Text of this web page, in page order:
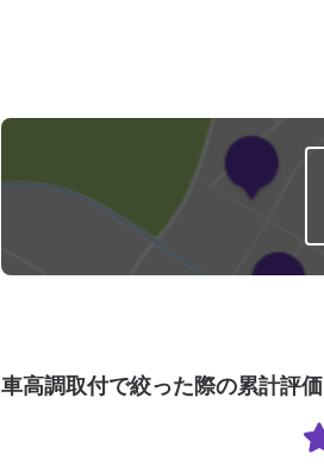
車高調取付で絞った際の累計評価